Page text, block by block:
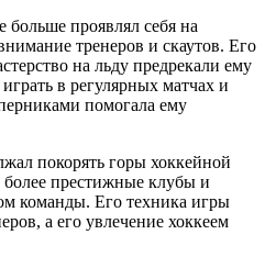
проявлял себя на
тренеров и скаутов. Его
на льду предрекали ему
в регулярных матчах и
помогала ему
покорять горы хоккейной
престижные клубы и
команды. Его техника игры
а его увлечение хоккеем